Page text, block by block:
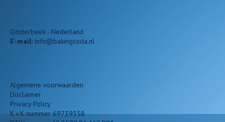
Oosterbeek - Nederland
E-mail: info@bakingsoda.nl
Algemene voorwaarden
Disclaimer
Privacy Policy
K.v.K nummer 69739358